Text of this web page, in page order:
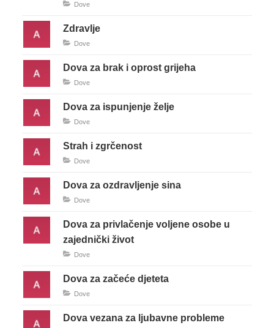
Dove
Zdravlje
Dove
Dova za brak i oprost grijeha
Dove
Dova za ispunjenje želje
Dove
Strah i zgrčenost
Dove
Dova za ozdravljenje sina
Dove
Dova za privlačenje voljene osobe u
zajednički život
Dove
Dova za začeće djeteta
Dove
Dova vezana za ljubavne probleme